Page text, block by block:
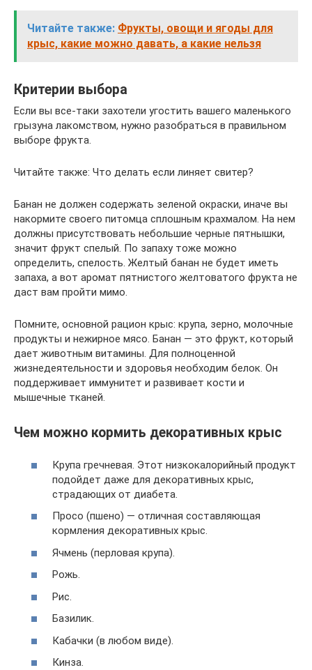
Читайте также: Фрукты, овощи и ягоды для
крыс, какие можно давать, а какие нельзя
Критерии выбора
Если вы все-таки захотели угостить вашего маленького
грызуна лакомством, нужно разобраться в правильном
выборе фрукта.
Читайте также: Что делать если линяет свитер?
Банан не должен содержать зеленой окраски, иначе вы
накормите своего питомца сплошным крахмалом. На нем
должны присутствовать небольшие черные пятнышки,
значит фрукт спелый. По запаху тоже можно
определить, спелость. Желтый банан не будет иметь
запаха, а вот аромат пятнистого желтоватого фрукта не
даст вам пройти мимо.
Помните, основной рацион крыс: крупа, зерно, молочные
продукты и нежирное мясо. Банан — это фрукт, который
дает животным витамины. Для полноценной
жизнедеятельности и здоровья необходим белок. Он
поддерживает иммунитет и развивает кости и
мышечные тканей.
Чем можно кормить декоративных крыс
Крупа гречневая. Этот низкокалорийный продукт
подойдет даже для декоративных крыс,
страдающих от диабета.
Просо (пшено) — отличная составляющая
кормления декоративных крыс.
Ячмень (перловая крупа).
Рожь.
Рис.
Базилик.
Кабачки (в любом виде).
Кинза.